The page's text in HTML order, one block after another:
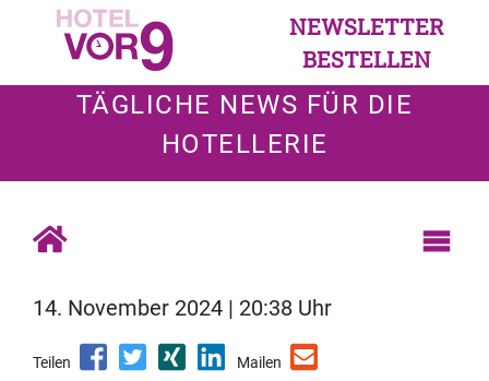
NEWSLETTER
BESTELLEN
TÄGLICHE NEWS FÜR DIE
HOTELLERIE
14. November 2024 | 20:38 Uhr
Teilen Mailen